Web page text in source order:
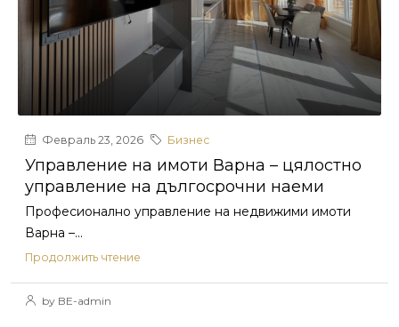
Февраль 23, 2026 Бизнес
Управление на имоти Варна – цялостно
управление на дългосрочни наеми
Професионално управление на недвижими имоти
Варна –...
Продолжить чтение
by BE-admin